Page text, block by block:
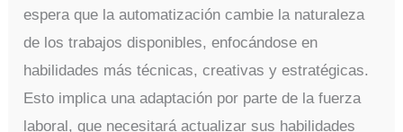
espera que la automatización cambie la naturaleza
de los trabajos disponibles, enfocándose en
habilidades más técnicas, creativas y estratégicas.
Esto implica una adaptación por parte de la fuerza
laboral, que necesitará actualizar sus habilidades